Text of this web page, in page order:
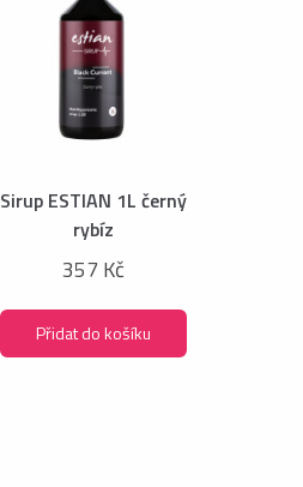
Sirup ESTIAN 1L černý
rybíz
357 Kč
Přidat do košíku